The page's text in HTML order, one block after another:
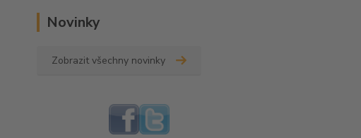
Novinky
Zobrazit všechny novinky